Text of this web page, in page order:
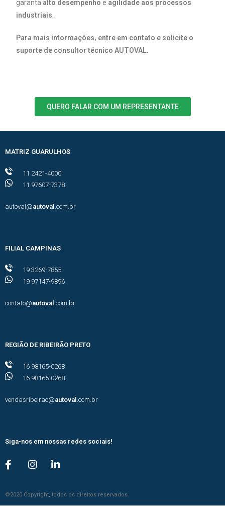
garanta alto desempenhoe agilidade aos processos
industriais
Para mais informações, entre em contato e solicite o
suporte de consultor técnico AUTOVAL
QUERO FALAR COM UM REPRESENTANTE
MATRIZ GUARULHOS
11 2421-4000
11 97607-7378
autoval@autoval .com.br
FILIAL CAMPINAS
19 3269-7855
19 97147-9896
contato@autoval .com.br
REGIÃO DE RIBEIRÃO PRETO
16 98165-0268
16 98165-0268
vendasribeirao@autoval .com.br
Siga-nos em nossas redes sociais!
©2020 Copyright, todos os direitos reservados.